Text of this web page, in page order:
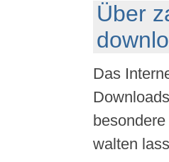
Über
Das
walten